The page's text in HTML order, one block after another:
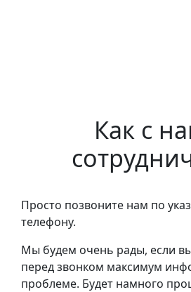
Как с
Просто позвоните нам по
телефону.
Мы будем очень рады, если
перед звонком максимум
проблеме. Будет намного